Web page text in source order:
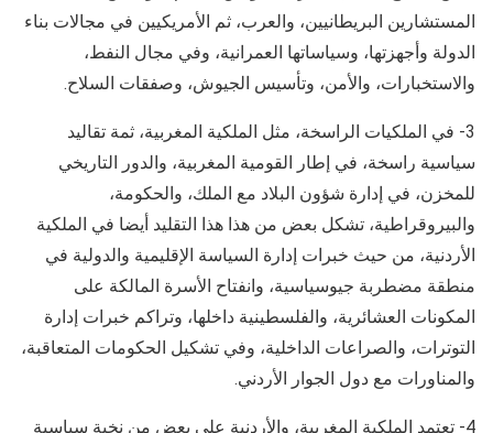
المستشارين البريطانيين، والعرب، ثم الأمريكيين في مجالات بناء
الدولة وأجهزتها، وسياساتها العمرانية، وفي مجال النفط،
والاستخبارات، والأمن، وتأسيس الجيوش، وصفقات السلاح.
3- في الملكيات الراسخة، مثل الملكية المغربية، ثمة تقاليد
سياسية راسخة، في إطار القومية المغربية، والدور التاريخي
للمخزن، في إدارة شؤون البلاد مع الملك، والحكومة،
والبيروقراطية، تشكل بعض من هذا هذا التقليد أيضا في الملكية
الأردنية، من حيث خبرات إدارة السياسة الإقليمية والدولية في
منطقة مضطربة جيوسياسية، وانفتاح الأسرة المالكة على
المكونات العشائرية، والفلسطينية داخلها، وتراكم خبرات إدارة
التوترات، والصراعات الداخلية، وفي تشكيل الحكومات المتعاقبة،
والمناورات مع دول الجوار الأردني.
4- تعتمد الملكية المغربية، والأردنية على بعض من نخبة سياسية